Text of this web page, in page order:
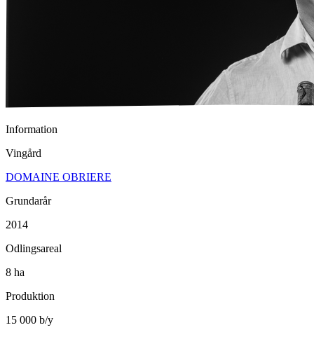
Information
Vingård
DOMAINE OBRIERE
Grundarår
2014
Odlingsareal
8 ha
Produktion
15 000 b/y